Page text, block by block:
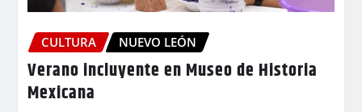
CULTURA NUEVO LEÓN
Verano incluyente en Museo de Historia
Mexicana